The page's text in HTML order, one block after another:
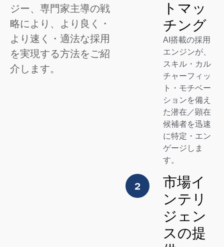
ジー、専門家主導の戦
略により、より良く・
より速く・適法な採用
を実現する方法をご紹
介します。
トマッ
チング
AI搭載の採用
エンジンが、
スキル・カル
チャーフィッ
ト・モチベー
ションを備え
た潜在／顕在
候補者を迅速
に特定・エン
ゲージしま
す。
市場イ
ンテリ
ジェン
スの提